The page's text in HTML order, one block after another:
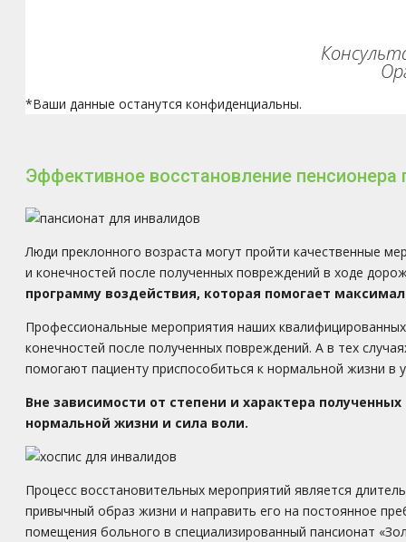
*Ваши данные останутся конфиденциальны.
Эффективное восстановление
Люди преклонного возраста могут пройти качественные
и конечностей после полученных повреждений в ходе
программу воздействия, которая помогает
Профессиональные мероприятия наших
конечностей после полученных повреждений. А в тех
помогают пациенту приспособиться к нормальной жизни в
Вне зависимости от степени и характера
нормальной жизни и сила воли.
Процесс восстановительных мероприятий является
привычный образ жизни и направить его на постоянное
помещения больного в специализированный пансионат